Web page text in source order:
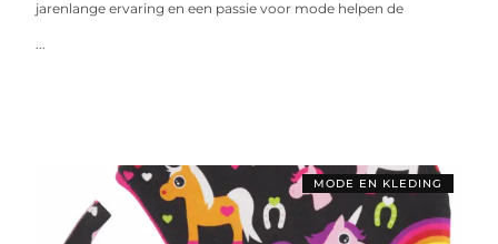
jarenlange ervaring en een passie voor mode helpen de
...
MODE EN KLEDING